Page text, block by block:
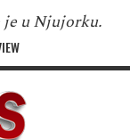
je u Njujorku.